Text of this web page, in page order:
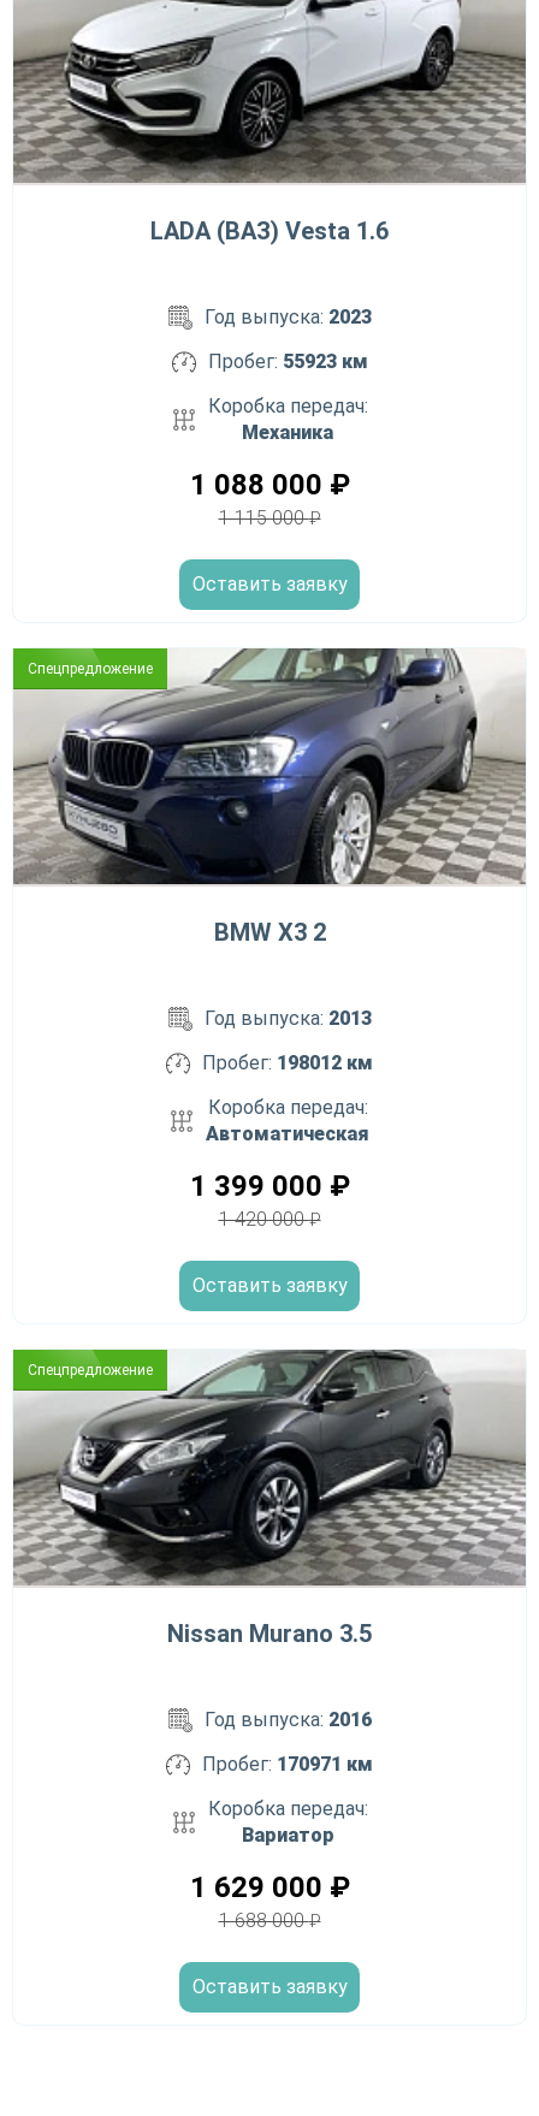
LADA (ВАЗ) Vesta 1.6
Год выпуска: 2023
Пробег: 55923 км
Коробка передач:
Механика
1 088 000 ₽
1 115 000₽
Оставить заявку
Спецпредложение
BMW X3 2
Год выпуска: 2013
Пробег: 198012 км
Коробка передач:
Автоматическая
1 399 000 ₽
1 420 000₽
Оставить заявку
Спецпредложение
Nissan Murano 3.5
Год выпуска: 2016
Пробег: 170971 км
Коробка передач:
Вариатор
1 629 000 ₽
1 688 000₽
Оставить заявку